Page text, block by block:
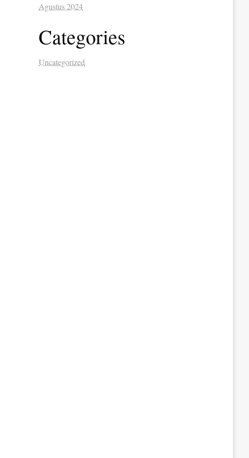
Agustus 2024
Categories
Uncategorized